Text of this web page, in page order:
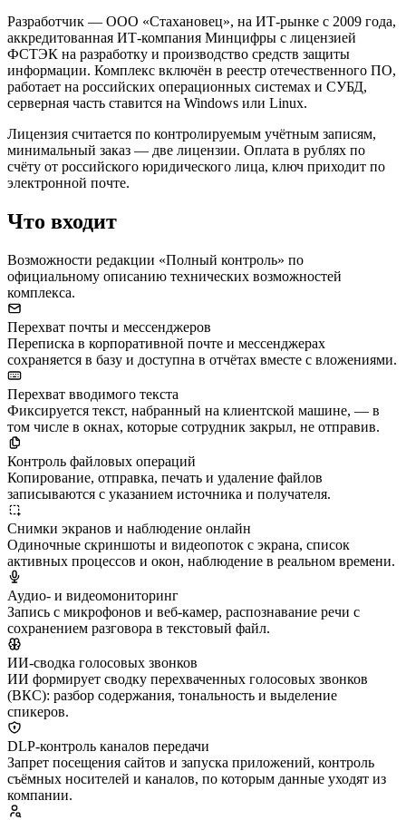
Разработчик — ООО «Стахановец», на ИТ-рынке с 2009 года,
аккредитованная ИТ-компания Минцифры с лицензией
ФСТЭК на разработку и производство средств защиты
информации. Комплекс включён в реестр отечественного ПО,
работает на российских операционных системах и СУБД,
серверная часть ставится на Windows или Linux.
Лицензия считается по контролируемым учётным записям,
минимальный заказ — две лицензии. Оплата в рублях по
счёту от российского юридического лица, ключ приходит по
электронной почте.
Что входит
Возможности редакции «Полный контроль» по
официальному описанию технических возможностей
комплекса.
Перехват почты и мессенджеров
Переписка в корпоративной почте и мессенджерах
сохраняется в базу и доступна в отчётах вместе с вложениями.
Перехват вводимого текста
Фиксируется текст, набранный на клиентской машине, — в
том числе в окнах, которые сотрудник закрыл, не отправив.
Контроль файловых операций
Копирование, отправка, печать и удаление файлов
записываются с указанием источника и получателя.
Снимки экранов и наблюдение онлайн
Одиночные скриншоты и видеопоток с экрана, список
активных процессов и окон, наблюдение в реальном времени.
Аудио- и видеомониторинг
Запись с микрофонов и веб-камер, распознавание речи с
сохранением разговора в текстовый файл.
ИИ-сводка голосовых звонков
ИИ формирует сводку перехваченных голосовых звонков
(ВКС): разбор содержания, тональность и выделение
спикеров.
DLP-контроль каналов передачи
Запрет посещения сайтов и запуска приложений, контроль
съёмных носителей и каналов, по которым данные уходят из
компании.